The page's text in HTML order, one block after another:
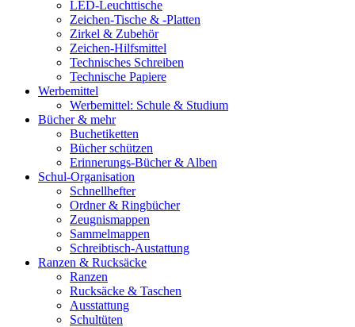
LED-Leuchttische
Zeichen-Tische & -Platten
Zirkel & Zubehör
Zeichen-Hilfsmittel
Technisches Schreiben
Technische Papiere
Werbemittel
Werbemittel: Schule & Studium
Bücher & mehr
Buchetiketten
Bücher schützen
Erinnerungs-Bücher & Alben
Schul-Organisation
Schnellhefter
Ordner & Ringbücher
Zeugnismappen
Sammelmappen
Schreibtisch-Austattung
Ranzen & Rucksäcke
Ranzen
Rucksäcke & Taschen
Ausstattung
Schultüten